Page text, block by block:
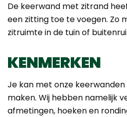
De keerwand met zitrand
een zitting toe te voegen. Zo
zitruimte in de tuin of
KENMERKEN
Je kan met onze
maken. Wij hebben namelijk
afmetingen, hoeken en